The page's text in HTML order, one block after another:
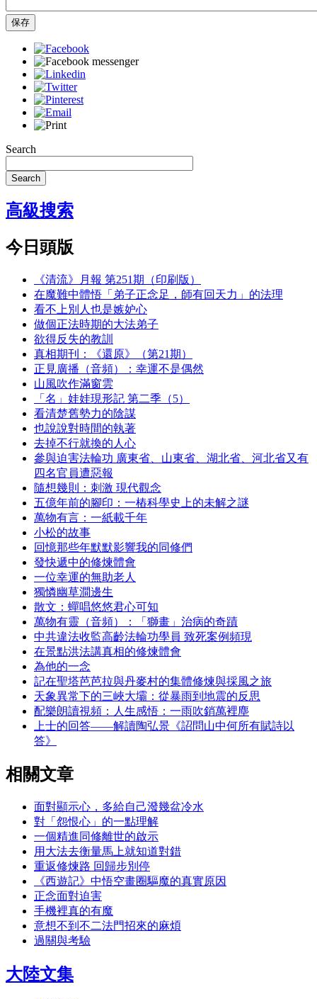
保存
Search
Search
高級搜索
今日頭版
《清流》月報 第251期（印刷版）
在魔難中體悟「弟子正念足，師有回天力」的法理
看不上別人也是嫉妒心
做個正法時期的大法弟子
欲得反失的教訓
真相期刊：《還原》（第21期）
正見廣播（音頻）：幸運不是偶然
山風吹作滿窗雲
「名」娃娃現形記 第二季（5）
看清楚舊勢力的陰謀
也說說對時間的執著
去掉不行就換的人心
參與迫害法輪功 廣東省、山東省、湖北省、河北省又有
四名官員遭惡報
隨想幾則：刺激 現代觀念
五億年前的腳印：一樁科學史上的未解之謎
萬物有言：一紙載千年
小松的故事
回憶那些年默默影響我的同修們
發快遞中的修煉體會
一位幸運的無助老人
獨憐幽草澗邊生
散文：蟬唱悠悠君心可知
萬物有靈（音頻）：「獅畫」治病的奇蹟
中共違法收監高齡法輪功學員 致死案例頻現
在景點洪法講真相的修煉體會
為他的一念
記在聖塔芭芭拉與丹麥村的集體修煉與採風之旅
天象異常下的三峽大壩：從暴雨到地震的反思
配樂朗讀視頻：人生感悟：一雨吹銷萬裡塵
上士的回答——解讀陶弘景《詔問山中何所有賦詩以
答》
相關文章
面對顯示心，多給自己潑幾盆冷水
對「怨恨心」的一點理解
一個精進同修離世的啟示
用大法去衡量馬上就知道對錯
重返修煉路 回歸步別停
《西遊記》中悟空畫圈驅魔的真實原因
正念面對迫害
手機裡真的有魔
意想不到不二法門招來的麻煩
過關與考驗
大陸文集